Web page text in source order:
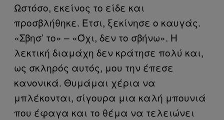
Ωστόσο, εκείνος το είδε και
προσβλήθηκε. Έτσι, ξεκίνησε ο καυγάς.
«Σβησ’ το» – «Όχι, δεν το σβήνω». Η
λεκτική διαμάχη δεν κράτησε πολύ και,
ως σκληρός αυτός, μου την έπεσε
κανονικά. Θυμάμαι χέρια να
μπλέκονται, σίγουρα μια καλή μπουνιά
που έφαγα και το θέμα να τελειώνει